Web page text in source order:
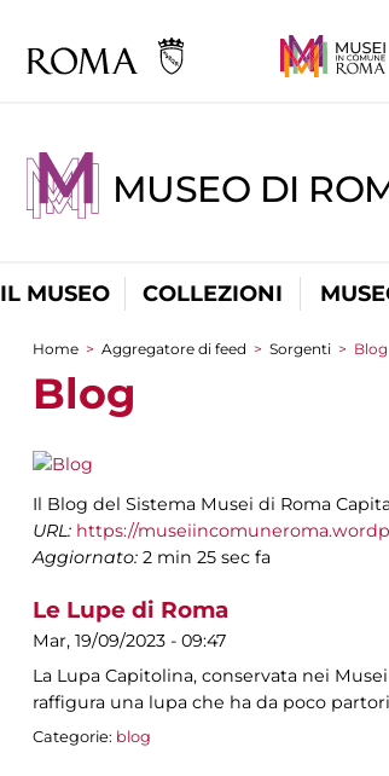
MUSEO DI
IL MUSEO COLLEZIONI
Tu sei qui
Home > Aggregatore di feed > Sorgenti > Blog
Blog
Il Blog del Sistema Musei di Roma
URL: https://
Aggiornato: 2 min 25 sec fa
Le Lupe di Roma
Mar, 19/09/2023 - 09:47
La Lupa Capitolina, conservata nei
raffigura una lupa che ha da poco
Categorie: blog